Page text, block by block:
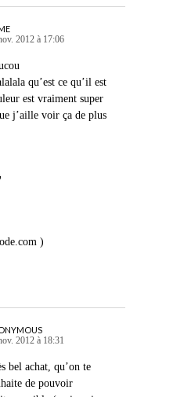
2012 à 17:06
qu’est ce qu’il est
est vraiment super
j’aille voir ça de plus
)
2012 à 18:31
bel achat, qu’on te
de pouvoir